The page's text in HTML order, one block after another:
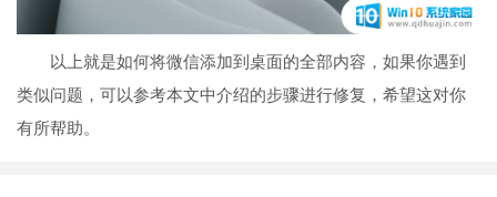
以上就是如何将微信添加到桌面的全部内容，如果你遇到
类似问题，可以参考本文中介绍的步骤进行修复，希望这对你
有所帮助。